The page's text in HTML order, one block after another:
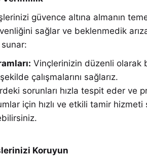
güvence altına almanın
sağlar ve beklenmedik
Vinçlerinizin düzenli olarak
çalışmalarını sağlarız.
sorunları hızla tespit eder ve
için hızlı ve etkili tamir hizmeti
Koruyun